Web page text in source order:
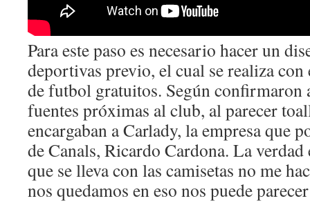
Para este paso es necesario hacer un
deportivas previo, el cual se realiza con
de futbol gratuitos. Según confirmaron
fuentes próximas al club, al parecer
encargaban a Carlady, la empresa que
de Canals, Ricardo Cardona. La
que se lleva con las camisetas no me
nos quedamos en eso nos puede